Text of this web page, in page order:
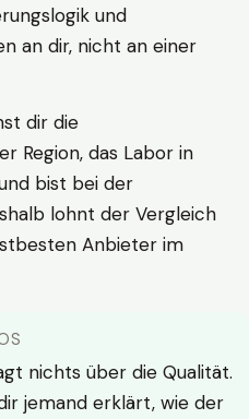
und
an dir, nicht an einer
dir die
Region, das Labor in
bist bei der
lohnt der Vergleich
Anbieter im
nichts über die Qualität.
jemand erklärt, wie der